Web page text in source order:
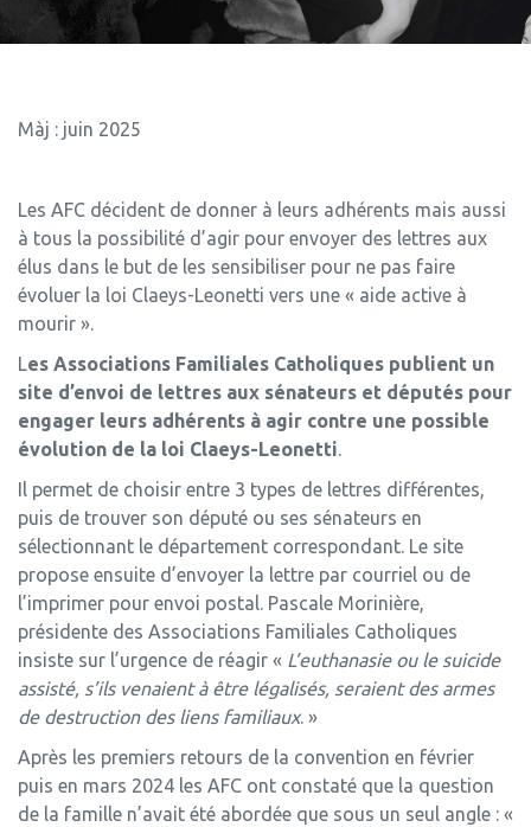
Màj : juin 2025
Les AFC décident de donner à leurs adhérents mais aussi
à tous la possibilité d’agir pour envoyer des lettres aux
élus dans le but de les sensibiliser pour ne pas faire
évoluer la loi Claeys-Leonetti vers une « aide active à
mourir ».
Les Associations Familiales Catholiques publient un
site d’envoi de lettres aux sénateurs et députés pour
engager leurs adhérents à agir contre une possible
évolution de la loi Claeys-Leonetti.
Il permet de choisir entre 3 types de lettres différentes,
puis de trouver son député ou ses sénateurs en
sélectionnant le département correspondant. Le site
propose ensuite d’envoyer la lettre par courriel ou de
l’imprimer pour envoi postal. Pascale Morinière,
présidente des Associations Familiales Catholiques
insiste sur l’urgence de réagir « L’euthanasie ou le suicide
assisté, s’ils venaient à être légalisés, seraient des armes
de destruction des liens familiaux. »
Après les premiers retours de la convention en février
puis en mars 2024 les AFC ont constaté que la question
de la famille n’avait été abordée que sous un seul angle : «